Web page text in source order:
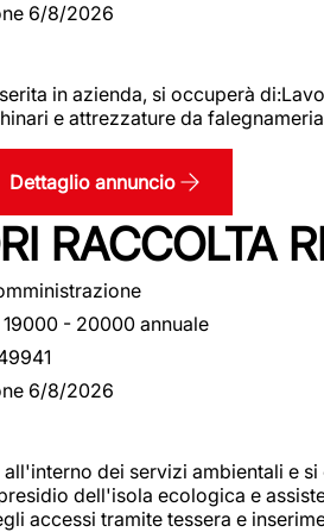
6/8/2026
in azienda, si occuperà
e attrezzature da
Dettaglio annuncio
RACCOLTA
19000 - 20000 annuale
6/8/2026
all'interno dei servizi ambientali e
dell'isola ecologica e
accessi tramite tessera e